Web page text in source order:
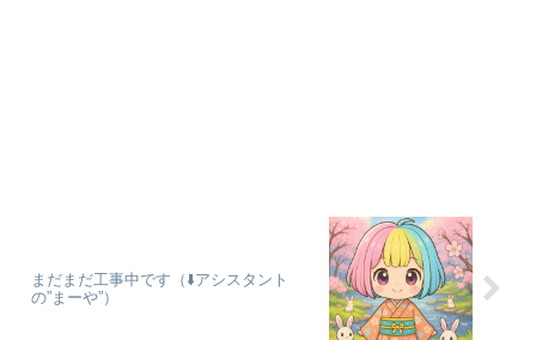
まだまだ工事中です（⬇️アシスタント
の”まーや”）